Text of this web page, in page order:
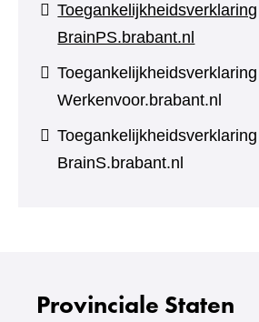
Toegankelijkheidsverklaring
BrainPS.brabant.nl
Toegankelijkheidsverklaring
Werkenvoor.brabant.nl
Toegankelijkheidsverklaring
BrainS.brabant.nl
Provinciale Staten